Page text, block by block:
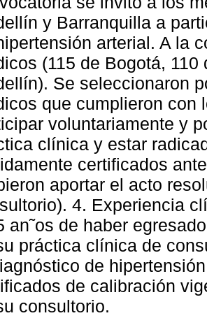
y Barranquilla a
arterial. A la
(115 de Bogotá,
Se seleccionaron
que cumplieron con
voluntariamente y
clínica y estar
certificados
aportar el acto
4. Experiencia
an˜os de haber
práctica clínica de
de
de calibración
consultorio.